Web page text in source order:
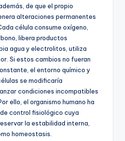
de que el propio
alteraciones permanentes
célula consume oxígeno,
libera productos
agua y electrolitos, utiliza
Si estos cambios no fueran
el entorno químico y
se modificaría
condiciones incompatibles
ello, el organismo humano ha
control fisiológico cuya
la estabilidad interna,
homeostasis.